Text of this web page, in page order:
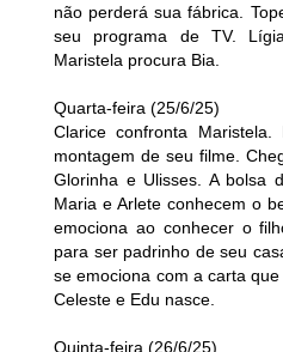
não perderá sua fábrica.
seu programa de TV.
Maristela procura Bia.
Quarta-feira (25/6/25)
Clarice confronta
montagem de seu filme.
Glorinha e Ulisses. A bolsa
Maria e Arlete conhecem o
emociona ao conhecer o
para ser padrinho de seu
se emociona com a carta
Celeste e Edu nasce.
Quinta-feira (26/6/25)